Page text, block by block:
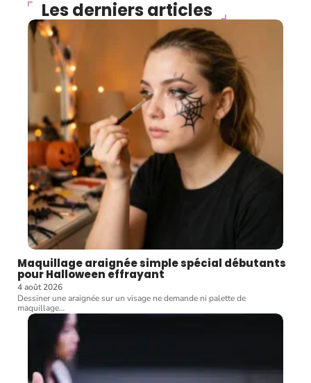
Les derniers articles
Maquillage araignée simple spécial débutants
pour Halloween effrayant
4 août 2026
Dessiner une araignée sur un visage ne demande ni palette de
maquillage…